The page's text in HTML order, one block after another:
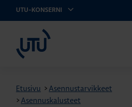
UTU-KONSERNI
Etusivu >Asennustarvikkeet
>Asennuskalusteet